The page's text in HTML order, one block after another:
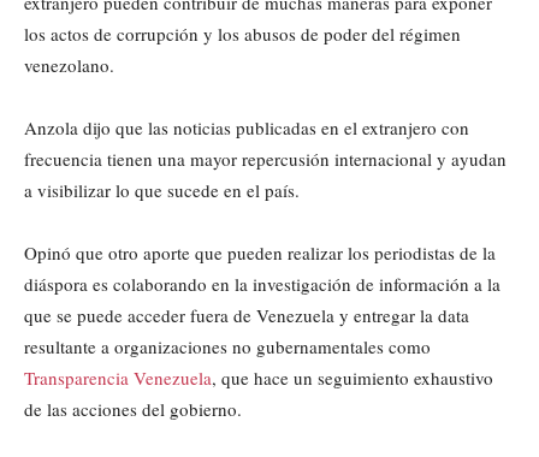
los actos de corrupción y los abusos de poder del régimen
venezolano.
Anzola dijo que las noticias publicadas en el extranjero con
frecuencia tienen una mayor repercusión internacional y ayudan
a visibilizar lo que sucede en el país.
Opinó que otro aporte que pueden realizar los periodistas de la
diáspora es colaborando en la investigación de información a la
que se puede acceder fuera de Venezuela y entregar la data
resultante a organizaciones no gubernamentales como
Transparencia Venezuela, que hace un seguimiento exhaustivo
de las acciones del gobierno.